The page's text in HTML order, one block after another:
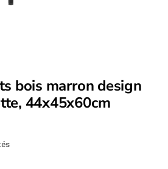
bois marron design
44x45x60cm